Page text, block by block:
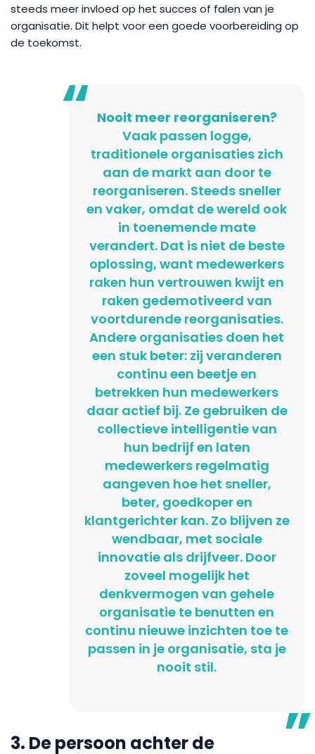
steeds meer invloed op het succes of falen van je
organisatie. Dit helpt voor een goede voorbereiding op
de toekomst.
Nooit meer reorganiseren?
Vaak passen logge,
traditionele organisaties zich
aan de markt aan door te
reorganiseren. Steeds sneller
en vaker, omdat de wereld ook
in toenemende mate
verandert. Dat is niet de beste
oplossing, want medewerkers
raken hun vertrouwen kwijt en
raken gedemotiveerd van
voortdurende reorganisaties.
Andere organisaties doen het
een stuk beter: zij veranderen
continu een beetje en
betrekken hun medewerkers
daar actief bij. Ze gebruiken de
collectieve intelligentie van
hun bedrijf en laten
medewerkers regelmatig
aangeven hoe het sneller,
beter, goedkoper en
klantgerichter kan. Zo blijven ze
wendbaar, met sociale
innovatie als drijfveer. Door
zoveel mogelijk het
denkvermogen van gehele
organisatie te benutten en
continu nieuwe inzichten toe te
passen in je organisatie, sta je
nooit stil.
3. De persoon achter de